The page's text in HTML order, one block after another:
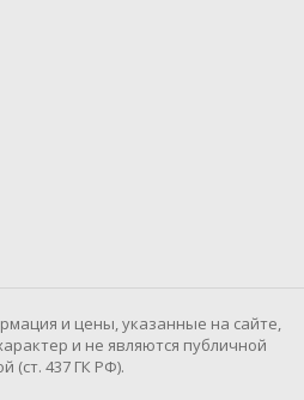
и цены, указанные на сайте,
и не являются публичной
(ст. 437 ГК РФ).